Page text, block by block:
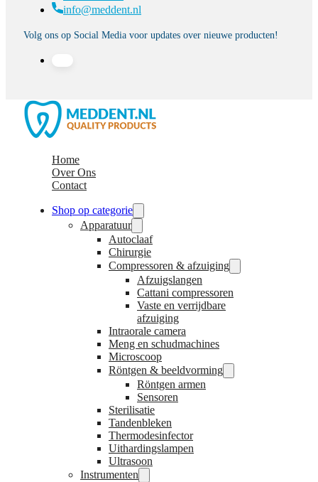
info@meddent.nl
Volg ons op Social Media voor updates over nieuwe producten!
Home
Over Ons
Contact
Shop op categorie
Apparatuur
Autoclaaf
Chirurgie
Compressoren & afzuiging
Afzuigslangen
Cattani compressoren
Vaste en verrijdbare
afzuiging
Intraorale camera
Meng en schudmachines
Microscoop
Röntgen & beeldvorming
Röntgen armen
Sensoren
Sterilisatie
Tandenbleken
Thermodesinfector
Uithardingslampen
Ultrasoon
Instrumenten